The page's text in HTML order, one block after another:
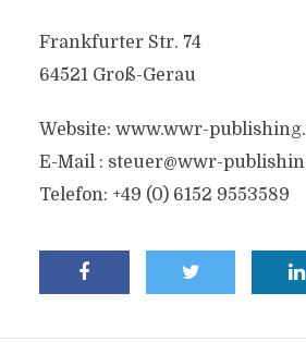
Frankfurter Str. 74
64521 Groß-Gerau
Website: www.wwr-
E-Mail : steuer@wwr-
Telefon: +49 (0) 6152 9553589